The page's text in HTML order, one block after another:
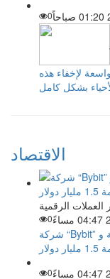
0
لإخفاء هذه
بشكل كامل
الاقتصاد
العملات الرقمية
0
شركة “Bybit” تقاضي كوريا الشمالية و”Lazarus” بعد اختراق
دولار
0